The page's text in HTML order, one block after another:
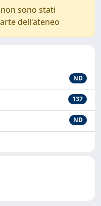
sono stati
dell'ateneo
ND
137
ND